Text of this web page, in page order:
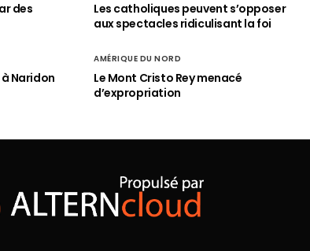
des
Les catholiques peuvent s’opposer
aux spectacles ridiculisant la foi
Naridon
AMÉRIQUE DU NORD
Le Mont Cristo Rey menacé
d’expropriation